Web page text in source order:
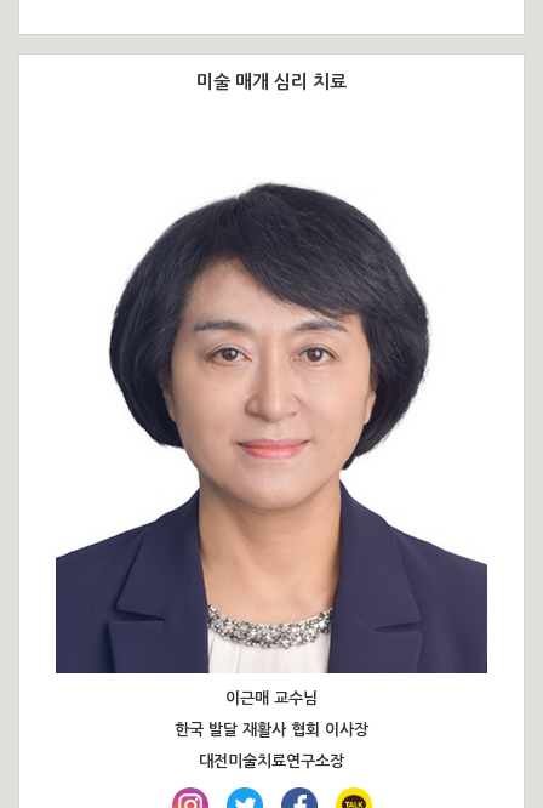
미술 매개 심리 치료
이근매 교수님
한국 발달 재활사 협회 이사장
대전미술치료연구소장